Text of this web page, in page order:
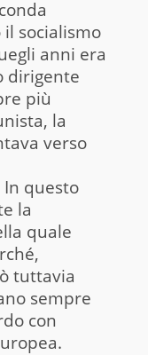
socialismo
anni era
dirigente
più
la
verso
questo
la
quale
tuttavia
sempre
con